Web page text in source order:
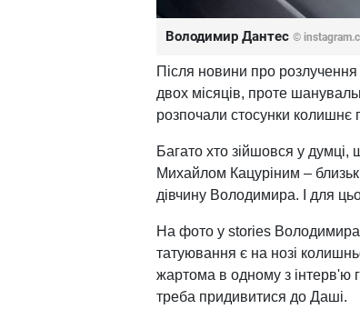
Володимир Дантес ©
Після новини про
двох місяців, проте
розпочали стосунки колишнє
Багато хто зійшовся у
Михайлом Кацуріним –
дівчину Володимира. І для
На фото у stories Володимира
татуювання є на нозі
жартома в одному з інтерв'ю
треба придивитися до Даші.